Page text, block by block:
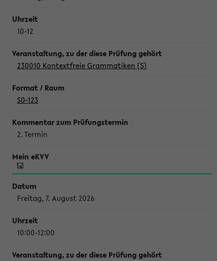
10-12
230010 Kontextfreie Grammatiken (S)
S0-123
2. Termin
Freitag, 7. August 2026
10:00-12:00